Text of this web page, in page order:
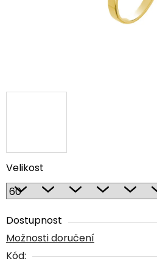
Velikost
Dostupnost
Možnosti doručení
Kód: